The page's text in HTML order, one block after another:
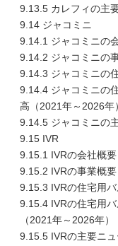
9.13.5 カレフィの主
9.14 ジャコミニ
9.14.1 ジャコミニの
9.14.2 ジャコミニの
9.14.3 ジャコミニの
9.14.4 ジャコミニの
高（2021年～2026年）
9.14.5 ジャコミニの
9.15 IVR
9.15.1 IVRの会社概要
9.15.2 IVRの事業概要
9.15.3 IVRの住宅用
9.15.4 IVRの住宅用
（2021年～2026年）
9.15.5 IVRの主要ニ